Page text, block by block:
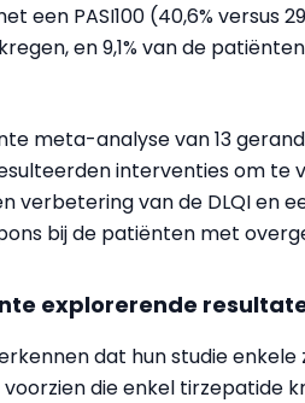
een PASI100 (40,6% versus
kregen, en 9,1% van de
meta-analysevan 13
interventies om te
verbetering van de DLQI en
bij de patiënten met
explorerende
dat hun studie
die enkel tirzepatide